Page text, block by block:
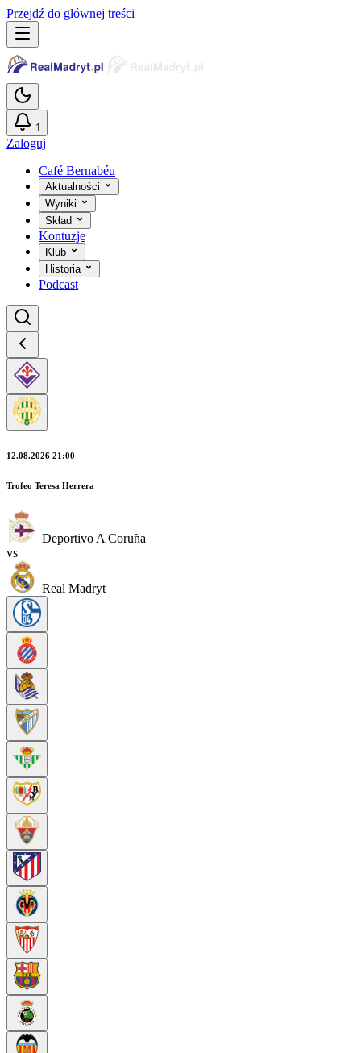
Przejdź do głównej treści
1
Zaloguj
Café Bernabéu
Aktualności
Wyniki
Skład
Kontuzje
Klub
Historia
Podcast
12.08.2026 21:00
Trofeo Teresa Herrera
Deportivo A Coruña
vs
Real Madryt